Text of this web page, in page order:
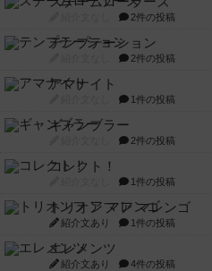
2件の投稿
テンプテーション
2件の投稿
アマナイト
1件の投稿
ギャンブラー
2件の投稿
コレクト！
1件の投稿
トリオンフ ア マレンゴ
紹介文あり 1件の投稿
エレメンツ
紹介文あり 4件の投稿